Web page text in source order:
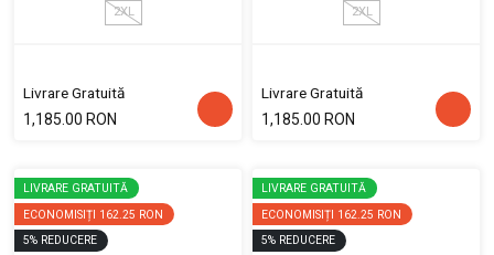
2XL
Livrare Gratuită
1,185.00 RON
2XL
Livrare Gratuită
1,185.00 RON
LIVRARE GRATUITĂ
ECONOMISIȚI 162.25 RON
5% REDUCERE
LIVRARE GRATUITĂ
ECONOMISIȚI 162.25 RON
5% REDUCERE